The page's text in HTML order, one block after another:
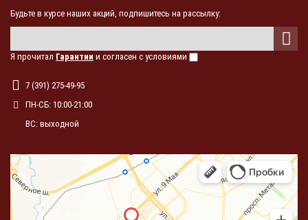
Будьте в курсе наших акций, подпишитесь на рассылку:
Я прочитал Гарантии и согласен с условиями
7 (391) 275-49-95
ПН-СБ: 10:00-21:00
ВС: выходной